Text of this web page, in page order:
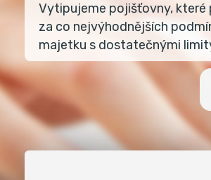
Vytipujeme pojišťovny, které
za co nejvýhodnějších
majetku s dostatečnými